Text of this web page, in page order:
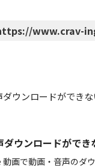
www.crav-
ウンロードができ
ウンロードができ
画で動画・音声のダ